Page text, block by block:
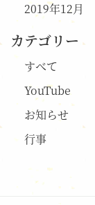
2019年12月
カテゴリー
すべて
YouTube
お知らせ
行事